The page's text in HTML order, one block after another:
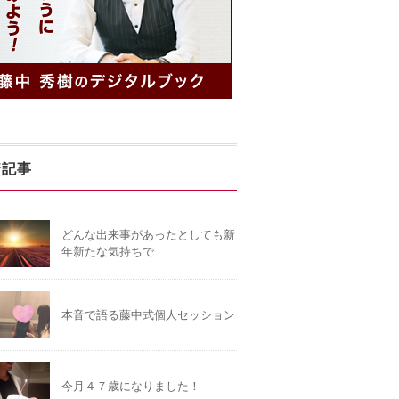
事
どんな出来事があったとしても新
年新たな気持ちで
本音で語る藤中式個人セッション
今月４７歳になりました！